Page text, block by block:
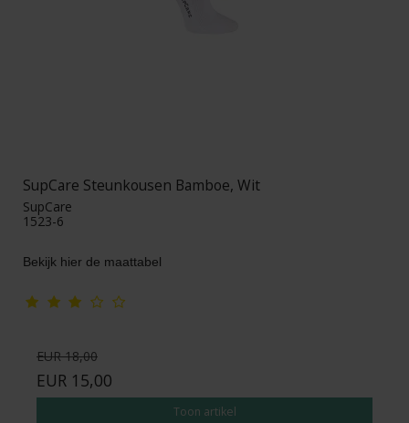
SupCare Steunkousen Bamboe, Wit
SupCare
1523-6
Bekijk hier de maattabel
EUR 18,00
EUR 15,00
Toon artikel